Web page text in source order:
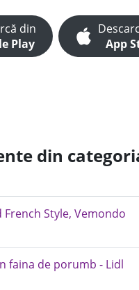
din
Play
App
din
French Style, Vemondo
faina de porumb - Lidl